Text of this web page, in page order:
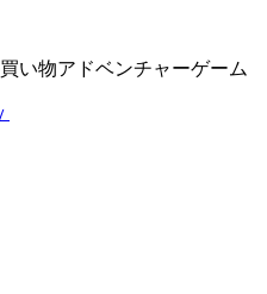
い物アドベンチャーゲーム